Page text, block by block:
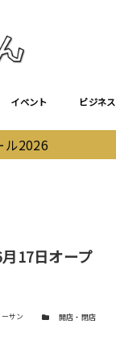
イベント ビジネス
ル2026
17日オープ
サン カテゴリー開店・閉店